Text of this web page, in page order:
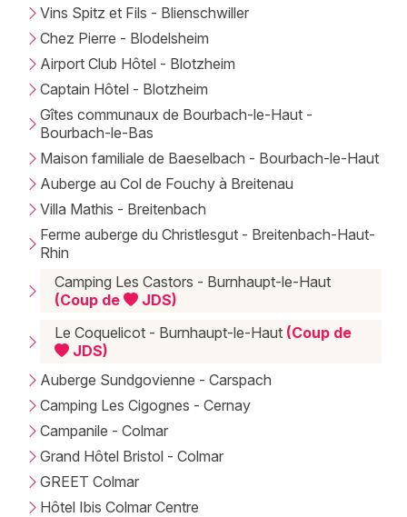
Mon email
Je m'abonne
Vins Spitz et Fils - Blienschwiller
Chez Pierre - Blodelsheim
Airport Club Hôtel - Blotzheim
Captain Hôtel - Blotzheim
Gîtes communaux de Bourbach-le-Haut -
Bourbach-le-Bas
Maison familiale de Baeselbach - Bourbach-le-Haut
Auberge au Col de Fouchy à Breitenau
Villa Mathis - Breitenbach
Ferme auberge du Christlesgut - Breitenbach-Haut-
Rhin
Camping Les Castors - Burnhaupt-le-Haut
(Coup de
JDS)
Le Coquelicot - Burnhaupt-le-Haut (Coup de
JDS)
Auberge Sundgovienne - Carspach
Camping Les Cigognes - Cernay
Campanile - Colmar
Grand Hôtel Bristol - Colmar
GREET Colmar
Hôtel Ibis Colmar Centre